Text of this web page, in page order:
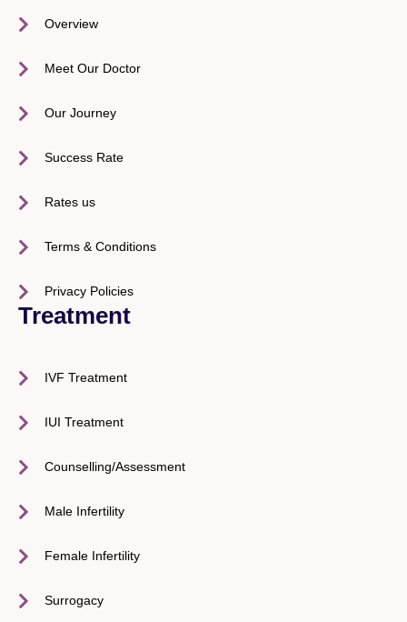
Overview
Meet Our Doctor
Our Journey
Success Rate
Rates us
Terms & Conditions
Privacy Policies
Treatment
IVF Treatment
IUI Treatment
Counselling/Assessment
Male Infertility
Female Infertility
Surrogacy